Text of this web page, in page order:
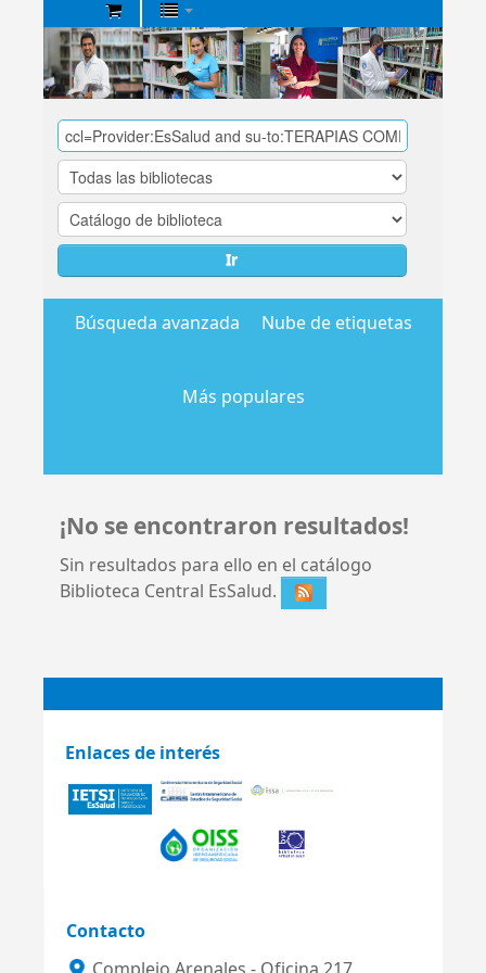
Biblioteca
Central
EsSalud
Ir
Búsqueda avanzada Nube de etiquetas
Más populares
¡No se encontraron resultados!
Sin resultados para ello en el catálogo
Biblioteca Central EsSalud.
Enlaces de interés
Contacto